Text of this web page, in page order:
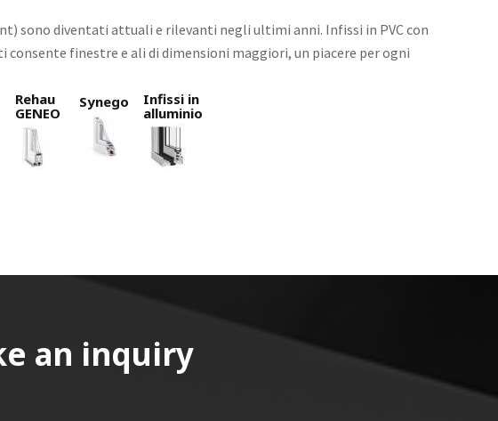
sono diventati attuali e rilevanti negli ultimi anni. Infissi in PVC con
finestre e ali di dimensioni maggiori, un piacere per ogni
Rehau
GENEO
Synego
Infissi in
alluminio
an inquiry